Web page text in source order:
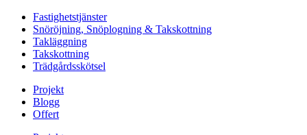
Fastighetstjänster
Snöröjning, Snöplogning & Takskottning
Takläggning
Takskottning
Trädgårdsskötsel
Projekt
Blogg
Offert